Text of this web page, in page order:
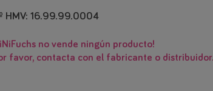
HMV: 16.99.99.0004
no vende ningún producto!
favor, contacta con el fabricante o distribuidor.